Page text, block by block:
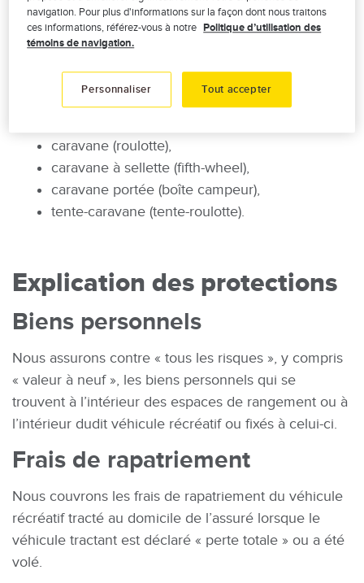
À qui s’adresse le produit ?
À tout propriétaire d’une :
caravane (roulotte),
caravane à sellette (fifth-wheel),
caravane portée (boîte campeur),
tente-caravane (tente-roulotte).
Explication des protections
Biens personnels
Nous assurons contre « tous les risques », y compris
« valeur à neuf », les biens personnels qui se
trouvent à l’intérieur des espaces de rangement ou à
l’intérieur dudit véhicule récréatif ou fixés à celui-ci.
Frais de rapatriement
Nous couvrons les frais de rapatriement du véhicule
récréatif tracté au domicile de l’assuré lorsque le
véhicule tractant est déclaré « perte totale » ou a été
volé.
navigation. Pour plus d'informations sur la façon dont nous traitons
ces informations, référez-vous à notre Politique d’utilisation des
témoins de navigation.
Personnaliser Tout accepter